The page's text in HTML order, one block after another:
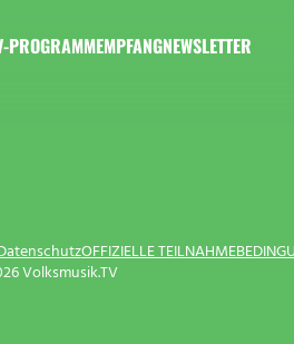
PROGRAMMEMPFANGNEWSLETTER
Volksmusik.TV
OFFIZIELLE